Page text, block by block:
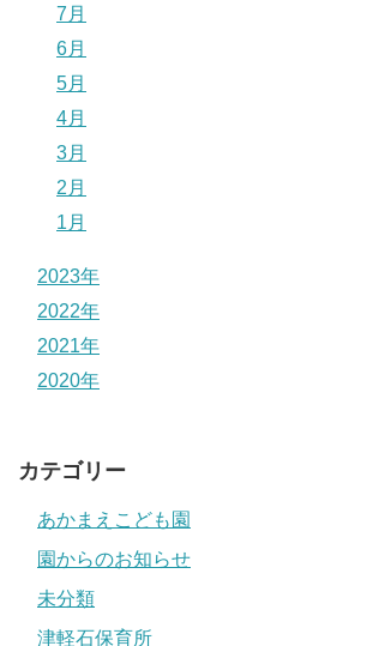
7月
6月
5月
4月
3月
2月
1月
2023年
2022年
2021年
2020年
カテゴリー
あかまえこども園
園からのお知らせ
未分類
津軽石保育所